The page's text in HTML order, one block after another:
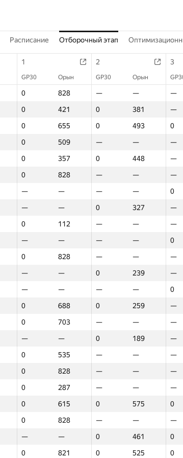
Расписание Отборочный этап
1 2 3
GP30 Орын GP30 Орын
0 828 — — —
0 421 0 381 —
0 655 0 493 0
0 509 — — —
0 357 0 448 —
0 828 — — —
— — — — 0
— — 0 327 —
0 112 — — —
— — — — 0
0 828 — — —
— — 0 239 —
— — — — 0
0 688 0 259 —
0 703 — — —
— — 0 189 —
0 535 — — —
0 828 — — —
0 287 — — —
0 615 0 575 0
0 828 — — —
— — 0 461 0
0 821 0 525 0
2 3
GP30 Орын GP30 Орын GP30